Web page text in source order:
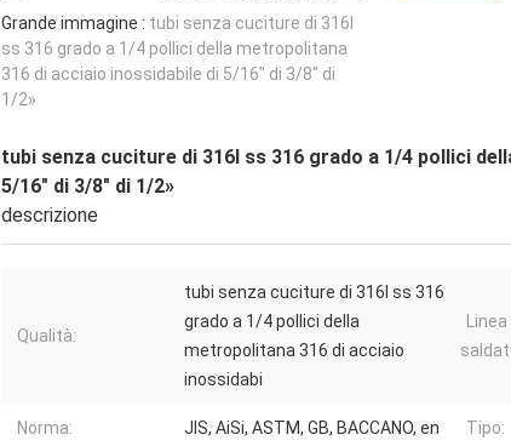
Grande immagine : tubi senza cuciture di 316l
ss 316 grado a 1/4 pollici della metropolitana
316 di acciaio inossidabile di 5/16" di 3/8" di
1/2»
tubi senza cuciture di 316l ss 316 grado a 1/4 pollici
5/16" di 3/8" di 1/2»
descrizione
Qualità:
tubi senza cuciture di 316l ss 316
grado a 1/4 pollici della
metropolitana 316 di acciaio
inossidabi
Norma: JIS, AiSi, ASTM, GB, BACCANO, en Tipo: